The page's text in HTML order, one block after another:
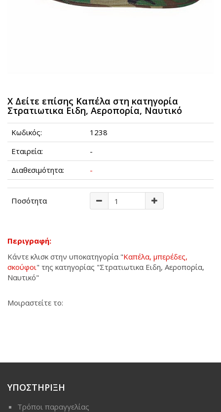
Χ Δείτε επίσης Καπέλα στη κατηγορία
Στρατιωτικα Ειδη, Αεροπορία, Ναυτικό
Κωδικός:
1238
Εταιρεία:
-
Διαθεσιμότητα:
-
Ποσότητα
Περιγραφή:
Κάντε κλισκ στην υποκατηγορία "Καπέλα, μπερέδες,
σκούφοι" της κατηγορίας "Στρατιωτικα Ειδη, Αεροπορία,
Ναυτικό"
Μοιραστείτε το:
ΥΠΟΣΤΗΡΙΞΗ
Τρόποι παραγγελίας